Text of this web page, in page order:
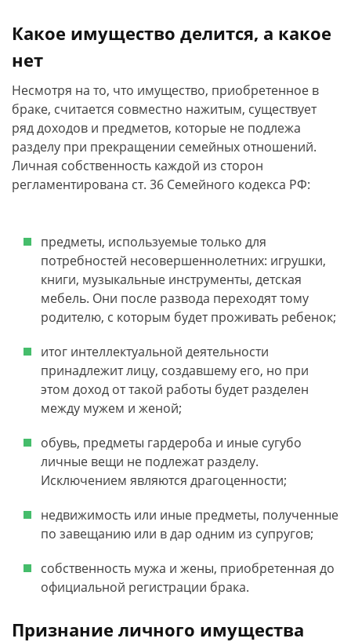
Какое имущество делится, а какое
нет
Несмотря на то, что имущество, приобретенное в
браке, считается совместно нажитым, существует
ряд доходов и предметов, которые не подлежа
разделу при прекращении семейных отношений.
Личная собственность каждой из сторон
регламентирована ст. 36 Семейного кодекса РФ:
предметы, используемые только для
потребностей несовершеннолетних: игрушки,
книги, музыкальные инструменты, детская
мебель. Они после развода переходят тому
родителю, с которым будет проживать ребенок;
итог интеллектуальной деятельности
принадлежит лицу, создавшему его, но при
этом доход от такой работы будет разделен
между мужем и женой;
обувь, предметы гардероба и иные сугубо
личные вещи не подлежат разделу.
Исключением являются драгоценности;
недвижимость или иные предметы, полученные
по завещанию или в дар одним из супругов;
собственность мужа и жены, приобретенная до
официальной регистрации брака.
Признание личного имущества